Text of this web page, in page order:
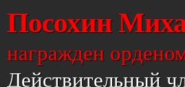
Посохин
награжден
Действительный